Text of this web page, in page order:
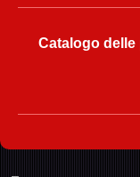
Catalogo